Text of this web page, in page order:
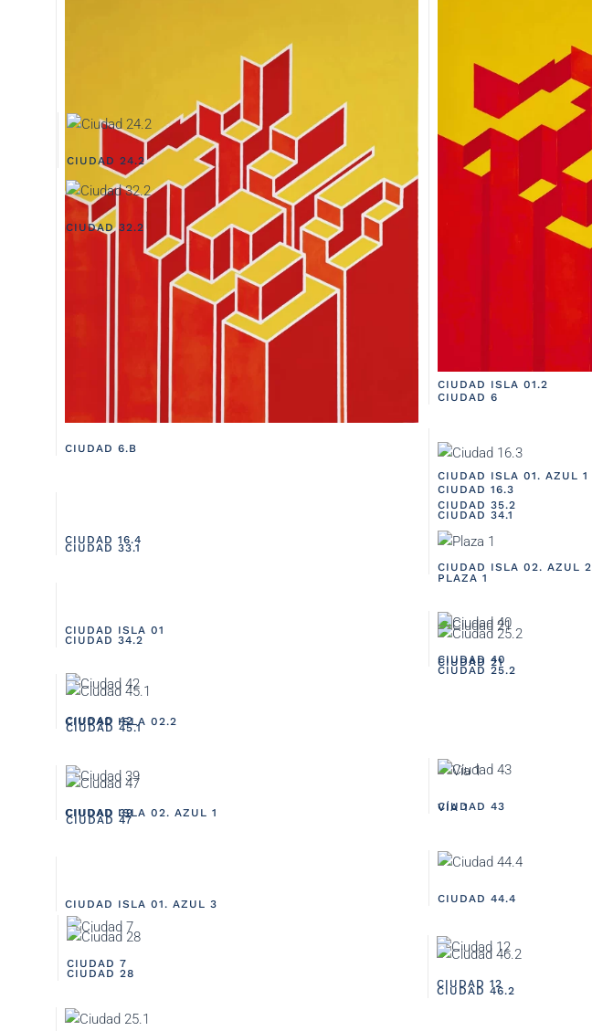
CIUDAD 6
CIUDAD 6.B
CIUDAD 16.3
CIUDAD 16.4
VÍA 1
CIUDAD 7
PLAZA 1
CIUDAD 25.2
CIUDAD 21
CIUDAD 28
CIUDAD 12
CIUDAD 24.2
CIUDAD 32.2
CIUDAD 33.1
CIUDAD 34.1
CIUDAD 34.2
CIUDAD 35.2
CIUDAD ISLA 01
CIUDAD ISLA 01.2
CIUDAD ISLA 02.2
CIUDAD ISLA 01. AZUL 1
CIUDAD ISLA 02. AZUL 1
CIUDAD ISLA 02. AZUL 2
CIUDAD ISLA 01. AZUL 3
CIUDAD 40
CIUDAD 42
CIUDAD 43
CIUDAD 39
CIUDAD 44.4
CIUDAD 45.1
CIUDAD 46.2
CIUDAD 47